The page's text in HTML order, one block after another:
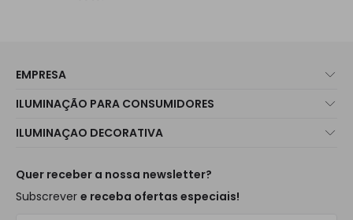
EMPRESA
Atendimento ao Cliente
Métodos de Envio
É Profissional?
Perguntas Frequentes (FAQ)
ILUMINAÇÃO PARA CONSUMIDORES
Marcas
Calculadora
ILUMINAÇAO DECORATIVA
Tendências
Marcas de Decoração Premium
Quer receber a nossa newsletter?
Subscrever e receba ofertas especiais!